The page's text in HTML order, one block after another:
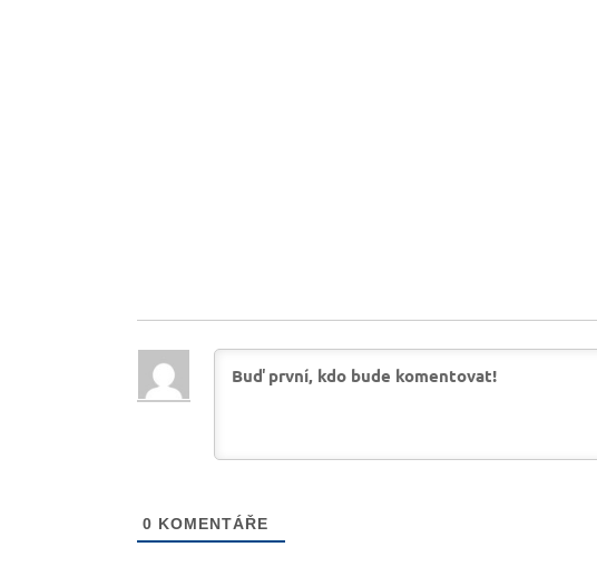
0 KOMENTÁŘE